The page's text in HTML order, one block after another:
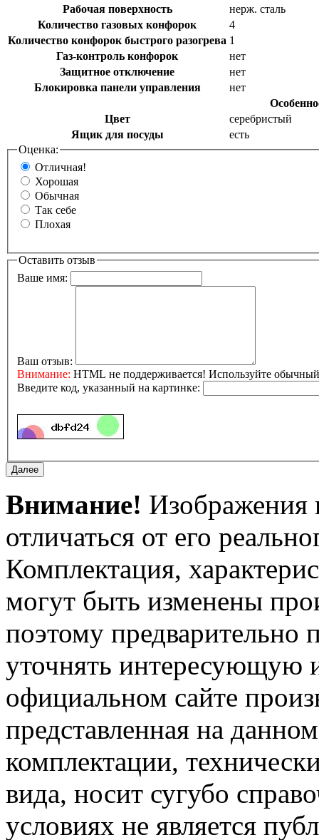
Рабочая поверхность
нерж. сталь
Количество газовых конфорок
4
Количество конфорок быстрого разогрева 1
Газ-контроль конфорок
нет
Защитное отключение
нет
Блокировка панели управления
нет
Цвет
серебристый
Ящик для посуды
есть
Оценка:
Отличная!
Хорошая
Обычная
Так себе
Плохая
Оставить отзыв
Ваше имя:
Ваш отзыв:
Внимание: HTML не поддерживается! Используйте обычный
Введите код, указанный на картинке:
Внимание! Изображения
отличаться от его
Комплектация,
могут быть изменены
поэтому предварительно
уточнять интересующую
официальном сайте
представленная на
комплектации,
вида, носит сугубо
условиях не является